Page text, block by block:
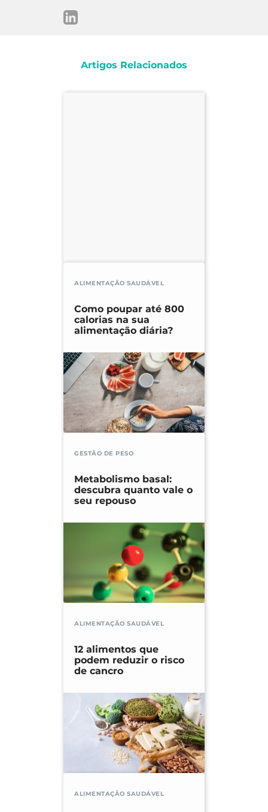
Artigos Relacionados
ALIMENTAÇÃO SAUDÁVEL
Como poupar até 800
calorias na sua
alimentação diária?
GESTÃO DE PESO
Metabolismo basal:
descubra quanto vale o
seu repouso
ALIMENTAÇÃO SAUDÁVEL
12 alimentos que
podem reduzir o risco
de cancro
ALIMENTAÇÃO SAUDÁVEL